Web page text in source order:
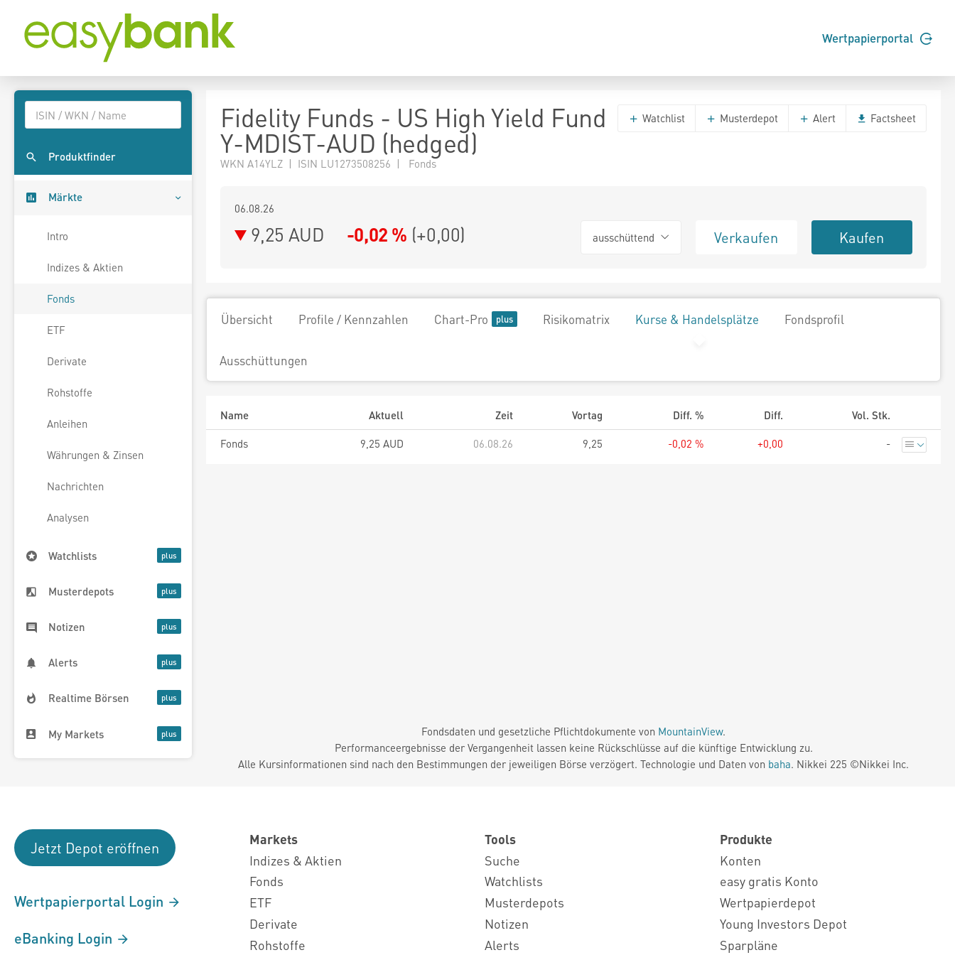
Wertpapierportal
Produktfinder
Märkte
Intro
Indizes & Aktien
Fonds
ETF
Derivate
Rohstoffe
Anleihen
Währungen & Zinsen
Nachrichten
Analysen
Watchlists
Musterdepots
Notizen
Alerts
Realtime Börsen
My Markets
Fidelity Funds - US High Yield Fund
Y-MDIST-AUD (hedged)
WKN A14YLZ | ISIN LU1273508256 | Fonds
Watchlist Musterdepot Alert Factsheet
06.08.26
9,25 AUD -0,02 % (+0,00) ausschüttend Verkaufen Kaufen
Übersicht Profile / Kennzahlen Chart-Pro Risikomatrix Kurse & Handelsplätze Fondsprofil
Ausschüttungen
Name Aktuell Zeit Vortag Diff. % Diff.
Vol. Stk.
Fonds
9,25 AUD 06.08.26 9,25 -0,02 % +0,00 -
Fondsdaten und gesetzliche Pflichtdokumente von MountainView.
Performanceergebnisse der Vergangenheit lassen keine Rückschlüsse auf die künftige Entwicklung zu.
Alle Kursinformationen sind nach den Bestimmungen der jeweiligen Börse verzögert. Technologie und Daten von baha. Nikkei 225 ©Nikkei Inc.
Jetzt Depot eröffnen
Wertpapierportal Login
eBanking Login
Markets
Indizes & Aktien
Fonds
ETF
Derivate
Rohstoffe
Tools
Suche
Watchlists
Musterdepots
Notizen
Alerts
Produkte
Konten
easy gratis Konto
Wertpapierdepot
Young Investors Depot
Sparpläne